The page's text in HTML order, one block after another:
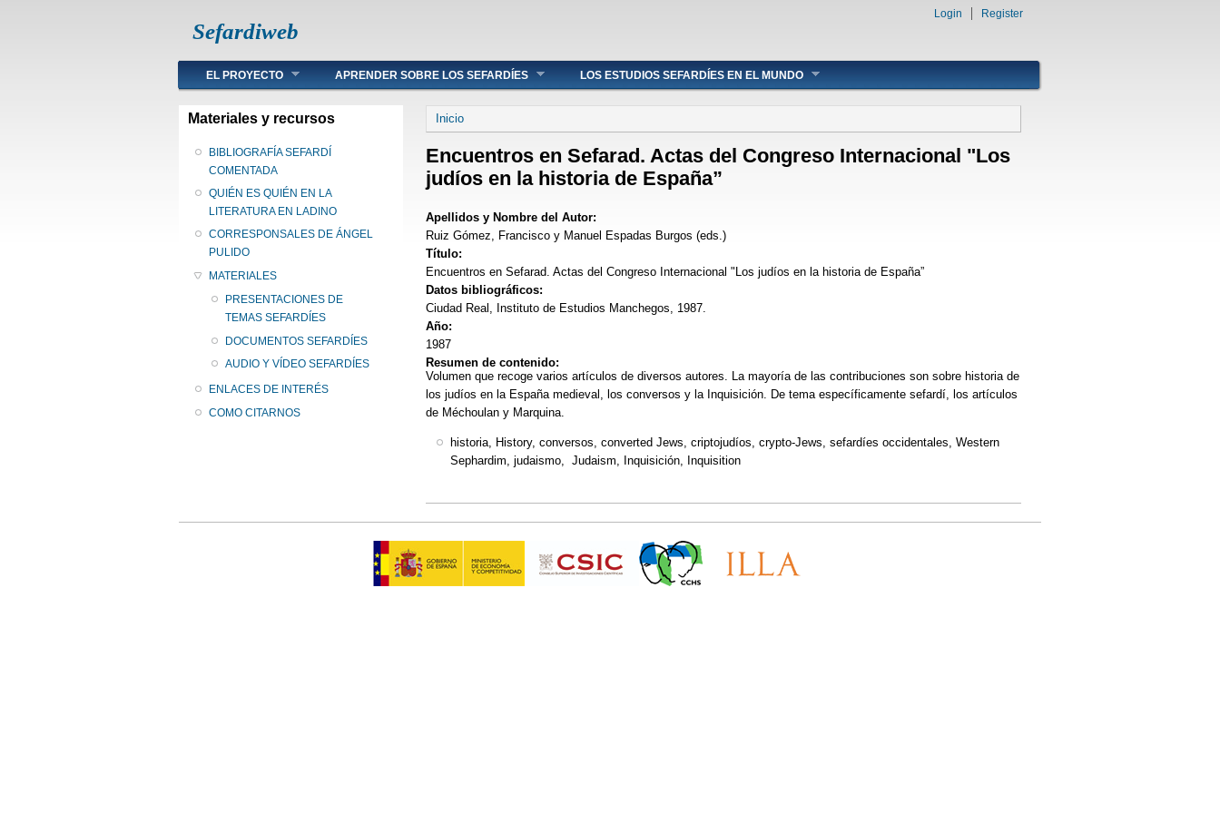
Sefardiweb
Login Register
Main menu
EL PROYECTO APRENDER SOBRE LOS SEFARDÍES LOS ESTUDIOS SEFARDÍES EN EL MUNDO
Materiales y recursos
BIBLIOGRAFÍA SEFARDÍ
COMENTADA
QUIÉN ES QUIÉN EN LA
LITERATURA EN LADINO
CORRESPONSALES DE ÁNGEL
PULIDO
MATERIALES
PRESENTACIONES DE
TEMAS SEFARDÍES
DOCUMENTOS SEFARDÍES
AUDIO Y VÍDEO SEFARDÍES
ENLACES DE INTERÉS
COMO CITARNOS
Se encuentra usted aquí
Inicio
Encuentros en Sefarad. Actas del Congreso Internacional "Los
judíos en la historia de España”
Apellidos y Nombre del Autor:
Ruiz Gómez, Francisco y Manuel Espadas Burgos (eds.)
Título:
Encuentros en Sefarad. Actas del Congreso Internacional "Los judíos en la historia de España”
Datos bibliográficos:
Ciudad Real, Instituto de Estudios Manchegos, 1987.
Año:
1987
Resumen de contenido:
Volumen que recoge varios artículos de diversos autores. La mayoría de las contribuciones son sobre historia de
los judíos en la España medieval, los conversos y la Inquisición. De tema específicamente sefardí, los artículos
de Méchoulan y Marquina.
historia, History, conversos, converted Jews, criptojudíos, crypto-Jews, sefardíes occidentales, Western
Sephardim, judaismo, Judaism, Inquisición, Inquisition